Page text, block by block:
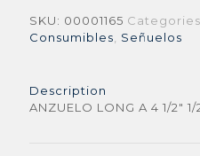
SKU: 00001165
Consumibles
Señuelos
Description
ANZUELO LONG A 4 1/2″